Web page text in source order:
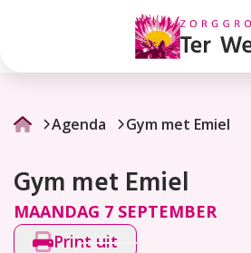
Agenda Gym met Emiel
Gym met Emiel
MAANDAG 7 SEPTEMBER
Print uit